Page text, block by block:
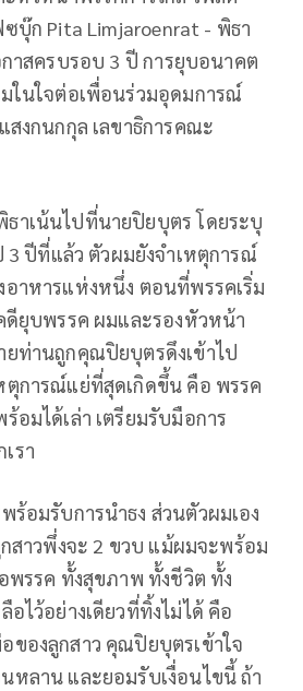
บุ๊ก Pita Limjaroenrat - พิธา
าสครบรอบ 3 ปี การยุบอนาคต
ในใจต่อเพื่อนร่วมอุดมการณ์
งกนกกุล เลขาธิการคณะ
าเน้นไปที่นายปิยบุตร โดยระบุ
3 ปีที่แล้ว ตัวผมยังจำเหตุการณ์
าหารแห่งหนึ่ง ตอนที่พรรคเริ่ม
ดียุบพรรค ผมและรองหัวหน้า
ท่านถูกคุณปิยบุตรดึงเข้าไป
ตุการณ์แย่ที่สุดเกิดขึ้น คือ พรรค
อมได้เล่า เตรียมรับมือการ
รา
อมรับการนำธง ส่วนตัวผมเอง
กสาวพึ่งจะ 2 ขวบ แม้ผมจะพร้อม
พรรค ทั้งสุขภาพ ทั้งชีวิต ทั้ง
ไว้อย่างเดียวที่ทิ้งไม่ได้ คือ
ของลูกสาว คุณปิยบุตรเข้าใจ
หลาน และยอมรับเงื่อนไขนี้ ถ้า